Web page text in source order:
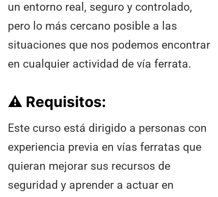
un entorno real, seguro y controlado,
pero lo más cercano posible a las
situaciones que nos podemos encontrar
en cualquier actividad de vía ferrata.
⚠️ Requisitos:
Este curso está dirigido a personas con
experiencia previa en vías ferratas que
quieran mejorar sus recursos de
seguridad y aprender a actuar en